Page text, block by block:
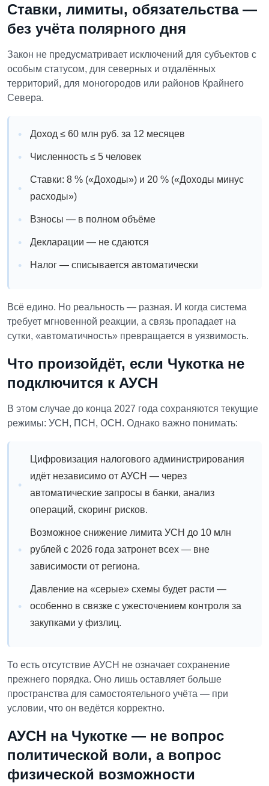
Ставки, лимиты, обязательства —
без учёта полярного дня
Закон не предусматривает исключений для субъектов с
особым статусом, для северных и отдалённых
территорий, для моногородов или районов Крайнего
Севера.
Доход ≤ 60 млн руб. за 12 месяцев
Численность ≤ 5 человек
Ставки: 8 % («Доходы») и 20 % («Доходы минус
расходы»)
Взносы — в полном объёме
Декларации — не сдаются
Налог — списывается автоматически
Всё едино. Но реальность — разная. И когда система
требует мгновенной реакции, а связь пропадает на
сутки, «автоматичность» превращается в уязвимость.
Что произойдёт, если Чукотка не
подключится к АУСН
В этом случае до конца 2027 года сохраняются текущие
режимы: УСН, ПСН, ОСН. Однако важно понимать:
Цифровизация налогового администрирования
идёт независимо от АУСН — через
автоматические запросы в банки, анализ
операций, скоринг рисков.
Возможное снижение лимита УСН до 10 млн
рублей с 2026 года затронет всех — вне
зависимости от региона.
Давление на «серые» схемы будет расти —
особенно в связке с ужесточением контроля за
закупками у физлиц.
То есть отсутствие АУСН не означает сохранение
прежнего порядка. Оно лишь оставляет больше
пространства для самостоятельного учёта — при
условии, что он ведётся корректно.
АУСН на Чукотке — не вопрос
политической воли, а вопрос
физической возможности